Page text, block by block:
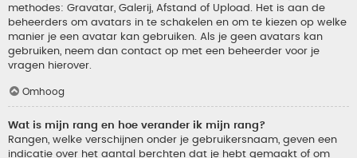
methodes: Gravatar, Galerij, Afstand of Upload. Het is aan de
beheerders om avatars in te schakelen en om te kiezen op welke
manier je een avatar kan gebruiken. Als je geen avatars kan
gebruiken, neem dan contact op met een beheerder voor je
vragen hierover.
Omhoog
Wat is mijn rang en hoe verander ik mijn rang?
Rangen, welke verschijnen onder je gebruikersnaam, geven een
indicatie over het aantal berchten dat je hebt gemaakt of om